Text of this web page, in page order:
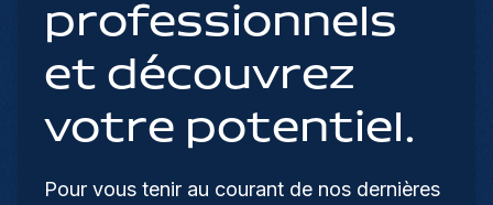
professionnels
et découvrez
votre potentiel.
Pour vous tenir au courant de nos dernières